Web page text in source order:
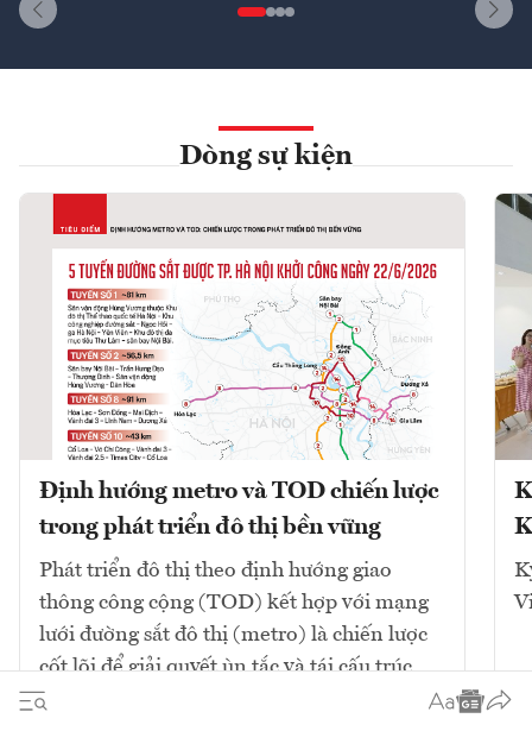
Dòng sự kiện
Định hướng metro và TOD chiến lược
trong phát triển đô thị bền vững
Phát triển đô thị theo định hướng giao
thông công cộng (TOD) kết hợp với mạng
lưới đường sắt đô thị (metro) là chiến lược
cốt lõi để giải quyết ùn tắc và tái cấu trúc
không gian. Mô hình này tập...